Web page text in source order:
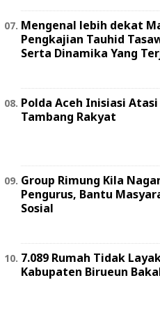
Mengenal lebih dekat
Pengkajian Tauhid
Serta Dinamika Yang
Polda Aceh Inisiasi
Tambang Rakyat
Group Rimung Kila
Pengurus, Bantu
Sosial
7.089 Rumah Tidak
Kabupaten Birueun